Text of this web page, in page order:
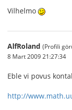
Vilhelmo
AlfRoland (Profili
8 Mart 2009 21:27:34
Eble vi povus
http://